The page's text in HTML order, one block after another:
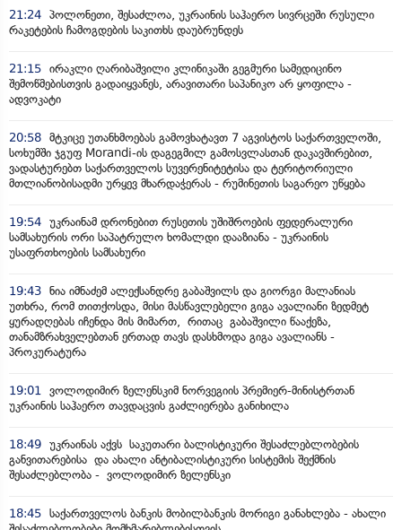
21:24 პოლონეთი, შესაძლოა, უკრაინის საჰაერო სივრცეში რუსული
რაკეტების ჩამოგდების საკითხს დაუბრუნდეს
21:15 ირაკლი ღარიბაშვილი კლინიკაში გეგმური სამედიცინო
შემოწმებისთვის გადაიყვანეს, არავითარი საპანიკო არ ყოფილა -
ადვოკატი
20:58 მტკიცე უთანხმოებას გამოვხატავთ 7 აგვისტოს საქართველოში,
სოხუმში ჯგუფ Morandi-ის დაგეგმილ გამოსვლასთან დაკავშირებით,
ვადასტურებთ საქართველოს სუვერენიტეტისა და ტერიტორიული
მთლიანობისადმი ურყევ მხარდაჭერას - რუმინეთის საგარეო უწყება
19:54 უკრაინამ დრონებით რუსეთის უშიშროების ფედერალური
სამსახურის ორი საპატრულო ხომალდი დააზიანა - უკრაინის
უსაფრთხოების სამსახური
19:43 ნია იმნაძემ ალექსანდრე გაბაშვილს და გიორგი მალანიას
უთხრა, რომ თითქოსდა, მისი მასწავლებელი გიგა ავალიანი ზედმეტ
ყურადღებას იჩენდა მის მიმართ, რითაც გაბაშვილი წააქეზა,
თანამზრახველებთან ერთად თავს დასხმოდა გიგა ავალიანს -
პროკურატურა
19:01
ვოლოდიმირ ზელენსკიმ ნორვეგიის პრემიერ-მინისტრთან
უკრაინის საჰაერო თავდაცვის გაძლიერება განიხილა
18:49 უკრაინას აქვს საკუთარი ბალისტიკური შესაძლებლობების
განვითარებისა და ახალი ანტიბალისტიკური სისტემის შექმნის
შესაძლებლობა - ვოლოდიმირ ზელენსკი
18:45 საქართველოს ბანკის მობილბანკის მორიგი განახლება - ახალი